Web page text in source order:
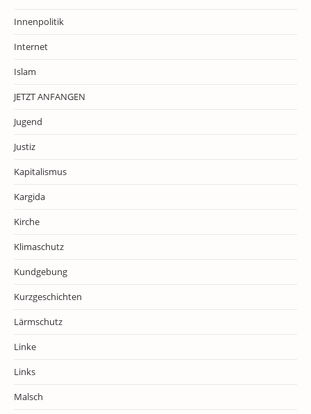
Innenpolitik
Internet
Islam
JETZT ANFANGEN
Jugend
Justiz
Kapitalismus
Kargida
Kirche
Klimaschutz
Kundgebung
Kurzgeschichten
Lärmschutz
Linke
Links
Malsch